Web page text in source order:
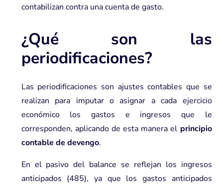
contabilizan contra una cuenta de gasto.
¿Qué son las
periodificaciones?
Las periodificaciones son ajustes contables que se
realizan para imputar o asignar a cada ejercicio
económico los gastos e ingresos que le
corresponden, aplicando de esta manera el principio
contable de devengo.
En el pasivo del balance se reflejan los ingresos
anticipados (485), ya que los gastos anticipados